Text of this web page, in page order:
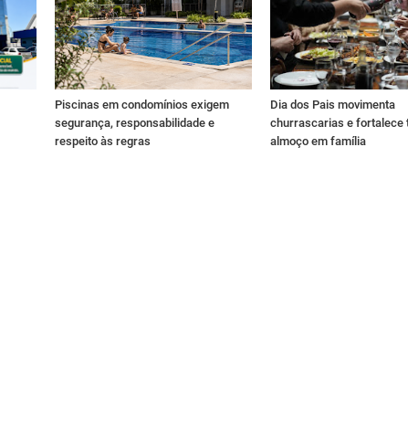
Piscinas em condomínios exigem
segurança, responsabilidade e
respeito às regras
Dia dos Pais movimenta
churrascarias e fortalece
almoço em família